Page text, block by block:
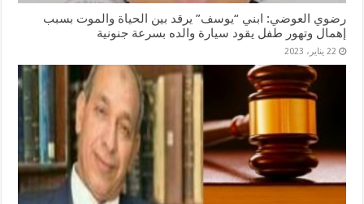
رضوي العوضي: ابني “يوسف” يرقد بين الحياة والموت بسبب
إهمال وتهور طفل يقود سيارة والده بسرعة جنونية
22 يناير، 2023